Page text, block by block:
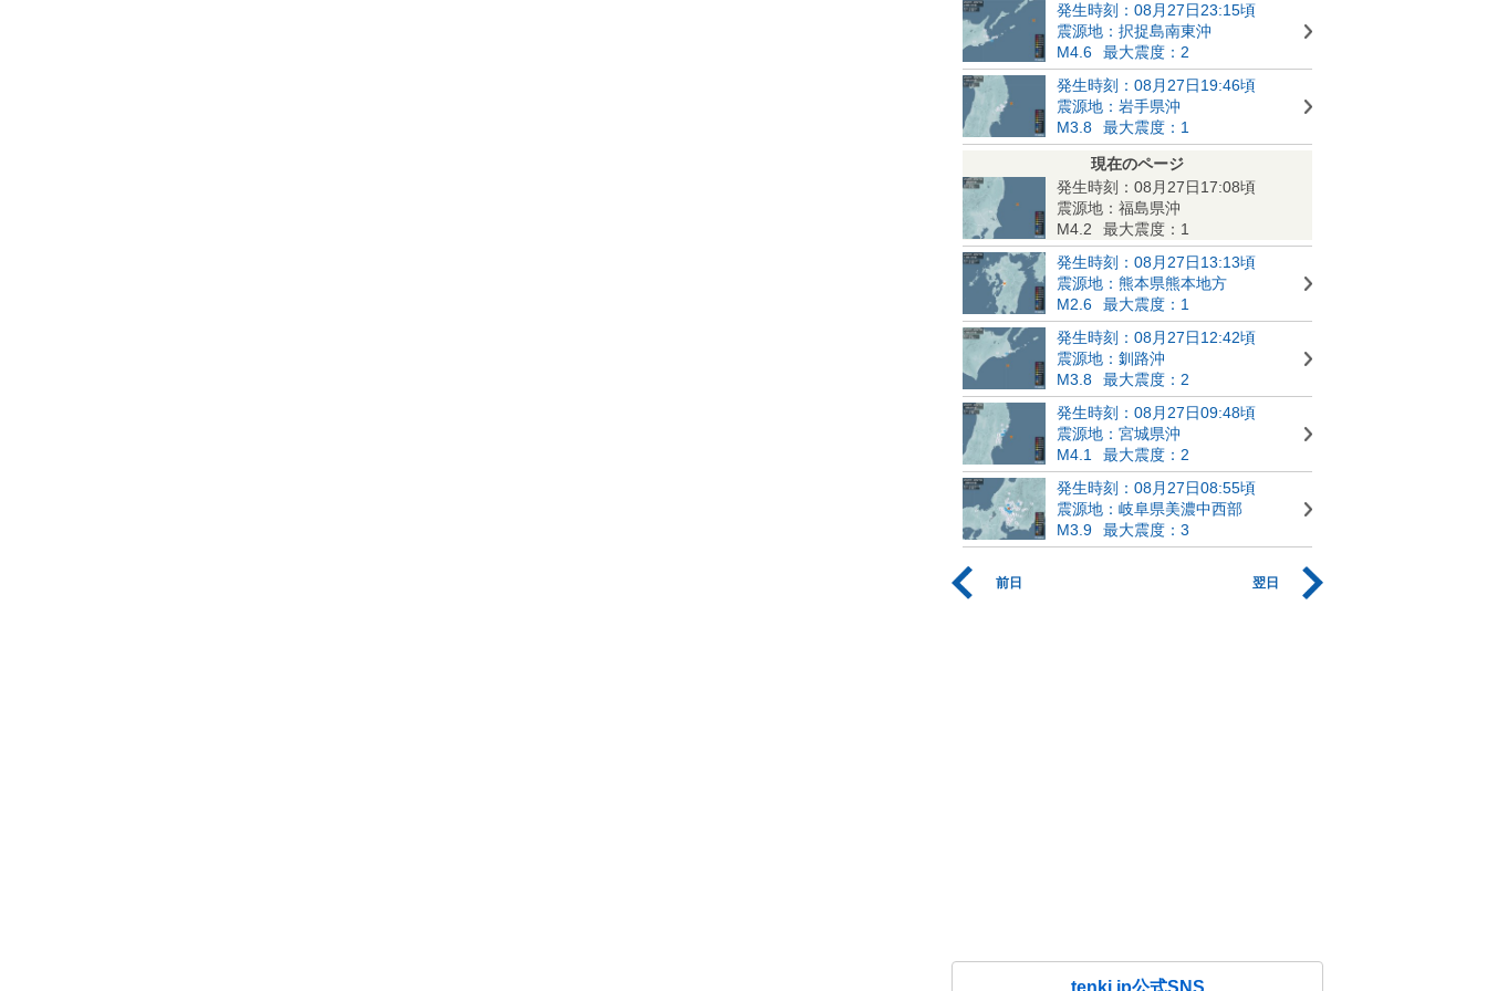
発生時刻：08月27日23:15頃
震源地：択捉島南東沖
M4.6
最大震度：2
発生時刻：08月27日19:46頃
震源地：岩手県沖
M3.8
最大震度：1
現在のページ
発生時刻：08月27日17:08頃
震源地：福島県沖
M4.2
最大震度：1
発生時刻：08月27日13:13頃
震源地：熊本県熊本地方
M2.6
最大震度：1
発生時刻：08月27日12:42頃
震源地：釧路沖
M3.8
最大震度：2
発生時刻：08月27日09:48頃
震源地：宮城県沖
M4.1
最大震度：2
発生時刻：08月27日08:55頃
震源地：岐阜県美濃中西部
M3.9
最大震度：3
前日 翌日
tenki.jp公式SNS